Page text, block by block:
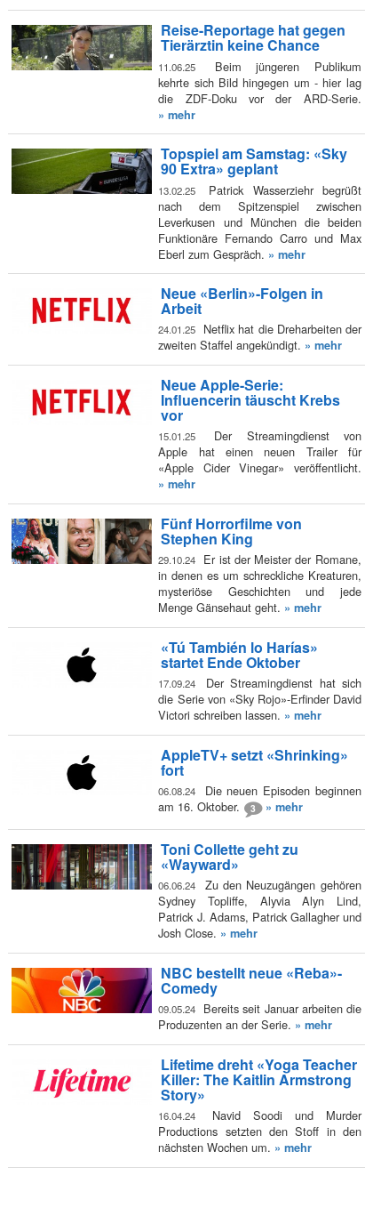
Reise-Reportage hat gegen
Tierärztin keine Chance
11.06.25
Beim jüngeren Publikum
kehrte sich Bild hingegen um - hier lag
die ZDF-Doku vor der ARD-Serie.
» mehr
Topspiel am Samstag: «Sky
90 Extra» geplant
13.02.25
Patrick Wasserziehr begrüßt
nach dem Spitzenspiel zwischen
Leverkusen und München die beiden
Funktionäre Fernando Carro und Max
Eberl zum Gespräch. » mehr
Neue «Berlin»-Folgen in
Arbeit
24.01.25
Netflix hat die Dreharbeiten der
zweiten Staffel angekündigt. » mehr
Neue Apple-Serie:
Influencerin täuscht Krebs
vor
15.01.25
Der Streamingdienst von
Apple hat einen neuen Trailer für
«Apple Cider Vinegar» veröffentlicht.
» mehr
Fünf Horrorfilme von
Stephen King
29.10.24
Er ist der Meister der Romane,
in denen es um schreckliche Kreaturen,
mysteriöse Geschichten und jede
Menge Gänsehaut geht. » mehr
«Tú También lo Harías»
startet Ende Oktober
17.09.24
Der Streamingdienst hat sich
die Serie von «Sky Rojo»-Erfinder David
Victori schreiben lassen. » mehr
AppleTV+ setzt «Shrinking»
fort
06.08.24
Die neuen Episoden beginnen
am 16. Oktober.
3 » mehr
Toni Collette geht zu
«Wayward»
06.06.24
Zu den Neuzugängen gehören
Sydney Topliffe, Alyvia Alyn Lind,
Patrick J. Adams, Patrick Gallagher und
Josh Close. » mehr
NBC bestellt neue «Reba»-
Comedy
09.05.24
Bereits seit Januar arbeiten die
Produzenten an der Serie. » mehr
Lifetime dreht «Yoga Teacher
Killer: The Kaitlin Armstrong
Story»
16.04.24
Navid Soodi und Murder
Productions setzten den Stoff in den
nächsten Wochen um. » mehr